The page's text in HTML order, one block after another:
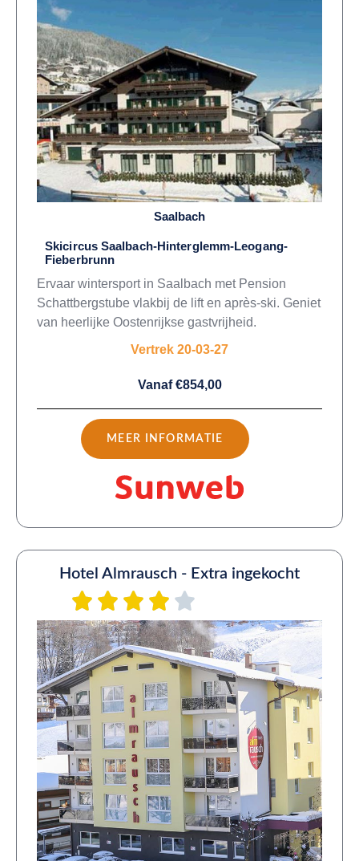
Saalbach
Skicircus Saalbach-Hinterglemm-Leogang-
Fieberbrunn
Ervaar wintersport in Saalbach met Pension
Schattbergstube vlakbij de lift en après-ski. Geniet
van heerlijke Oostenrijkse gastvrijheid.
Vertrek 20-03-27
Vanaf €854,00
MEER INFORMATIE
Hotel Almrausch - Extra ingekocht